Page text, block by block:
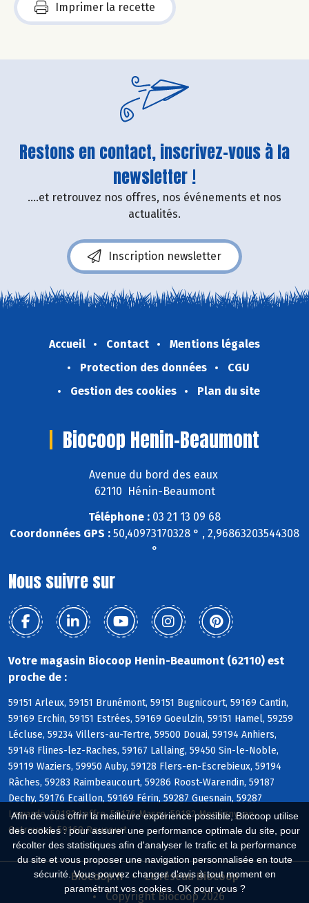
Afin de vous offrir la meilleure expérience possible, Biocoop utilise
des cookies : pour assurer une performance optimale du site, pour
récolter des statistiques afin d'analyser le trafic et la performance
du site et vous proposer une navigation personnalisée en toute
sécurité. Vous pouvez changer d'avis à tout moment en
paramétrant vos cookies. OK pour vous ?
Imprimer la recette
Restons en contact, inscrivez-vous à la
newsletter !
....et retrouvez nos offres, nos événements et nos
actualités.
Inscription newsletter
Accueil Contact
Mentions légales
Protection des données
CGU
Gestion des cookies
Plan du site
Biocoop Henin-Beaumont
Avenue du bord des eaux
62110 Hénin-Beaumont
Téléphone : 03 21 13 09 68
Coordonnées GPS : 50,40973170328 ° , 2,96863203544308
°
Nous suivre sur
Votre magasin Biocoop Henin-Beaumont (62110) est
proche de :
59151 Arleux, 59151 Brunémont, 59151 Bugnicourt, 59169 Cantin,
59169 Erchin, 59151 Estrées, 59169 Goeulzin, 59151 Hamel, 59259
Lécluse, 59234 Villers-au-Tertre, 59500 Douai, 59194 Anhiers,
59148 Flines-lez-Raches, 59167 Lallaing, 59450 Sin-le-Noble,
59119 Waziers, 59950 Auby, 59128 Flers-en-Escrebieux, 59194
Râches, 59283 Raimbeaucourt, 59286 Roost-Warendin, 59187
Dechy, 59176 Ecaillon, 59169 Férin, 59287 Guesnain, 59287
Lewarde, 59182 Loffre, 59176 Masny, 59182 Montigny-en-
Ostrevent, 59169 Roucourt
Biocoop.fr
Le réseau Biocoop
Copyright Biocoop 2026